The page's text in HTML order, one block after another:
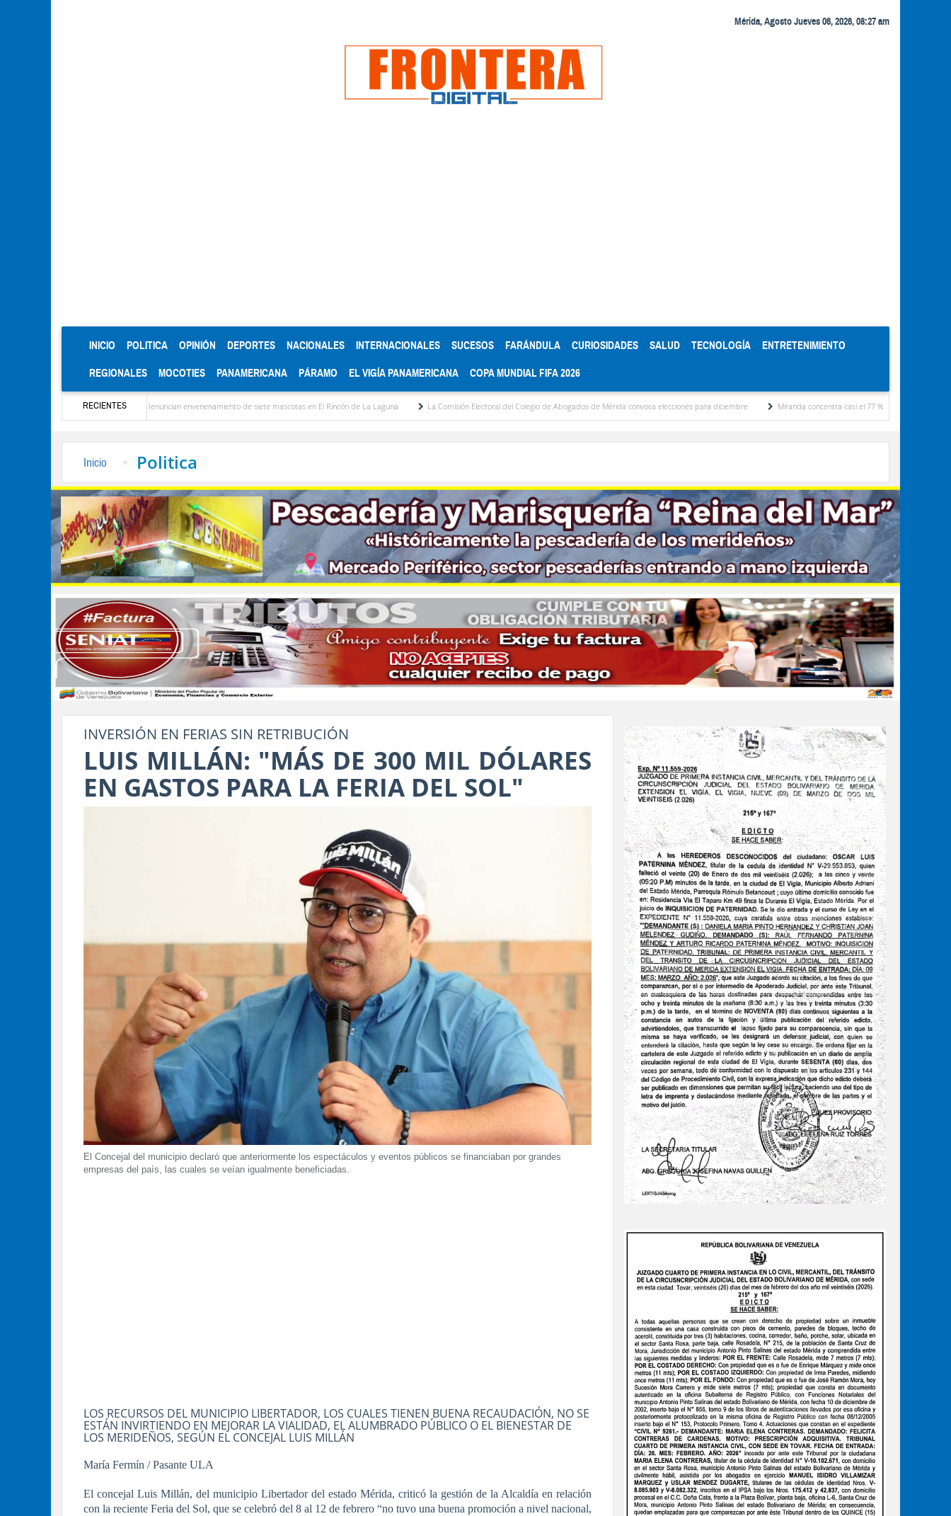
Mérida, Agosto Jueves 06, 2026, 08:27 am
INICIO (CURRENT)
POLITICA OPINIÓN DEPORTES NACIONALES INTERNACIONALES SUCESOS FARÁNDULA CURIOSIDADES SALUD TECNOLOGÍA ENTRETENIMIENTO
REGIONALES MOCOTIES PANAMERICANA PÁRAMO EL VIGÍA PANAMERICANA COPA MUNDIAL FIFA 2026
RECIENTES
Alerta en Bailadores: Denuncian envenenamiento de siete mascotas en El Rincón de La Laguna La Comisión Electoral del Colegio de Abogados de Mérida convoca elecciones para diciembre Miranda concentra casi el 77 % de los presos políticos registrados por
Inicio Politica
INVERSIÓN EN FERIAS SIN RETRIBUCIÓN
LUIS MILLÁN: "MÁS DE 300 MIL DÓLARES
EN GASTOS PARA LA FERIA DEL SOL"
El Concejal del municipio declaró que anteriormente los espectáculos y eventos públicos se financiaban por grandes
empresas del país, las cuales se veían igualmente beneficiadas.
LOS RECURSOS DEL MUNICIPIO LIBERTADOR, LOS CUALES TIENEN BUENA RECAUDACIÓN, NO SE
ESTÁN INVIRTIENDO EN MEJORAR LA VIALIDAD, EL ALUMBRADO PÚBLICO O EL BIENESTAR DE
LOS MERIDEÑOS, SEGÚN EL CONCEJAL LUIS MILLÁN
María Fermín / Pasante ULA
El concejal Luis Millán, del municipio Libertador del estado Mérida, criticó la gestión de la Alcaldía en relación
con la reciente Feria del Sol, que se celebró del 8 al 12 de febrero “no tuvo una buena promoción a nivel nacional,